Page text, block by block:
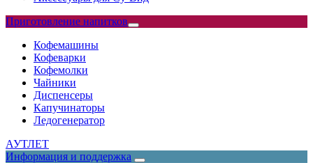
Приготовление напитков
Кофемашины
Кофеварки
Кофемолки
Чайники
Диспенсеры
Капучинаторы
Ледогенератор
АУТЛЕТ
Информация и поддержка